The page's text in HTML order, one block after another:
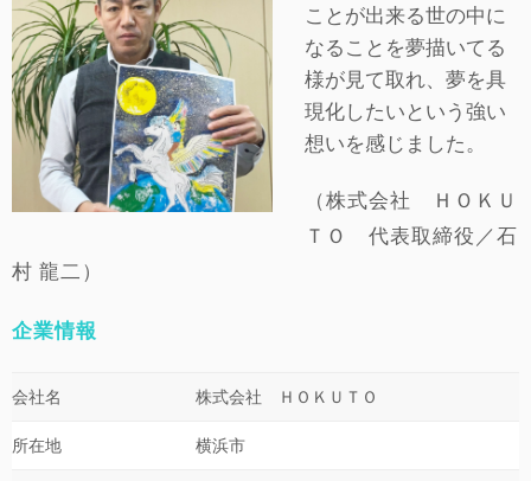
ことが出来る世の中に
なることを夢描いてる
様が見て取れ、夢を具
現化したいという強い
想いを感じました。
（株式会社 ＨＯＫＵ
ＴＯ 代表取締役／石
村 龍二）
企業情報
会社名 株式会社 ＨＯＫＵＴＯ
所在地 横浜市